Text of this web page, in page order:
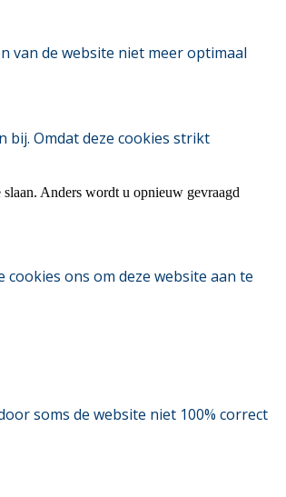
van de website niet meer optimaal
bij. Omdat deze cookies strikt
Anders wordt u opnieuw gevraagd
ons om deze website aan te
soms de website niet 100% correct